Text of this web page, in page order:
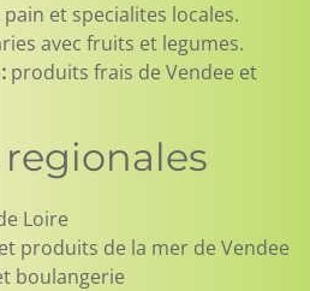
et specialites locales.
avec fruits et legumes.
produits frais de Vendee et
Loire
produits de la mer de Vendee
boulangerie